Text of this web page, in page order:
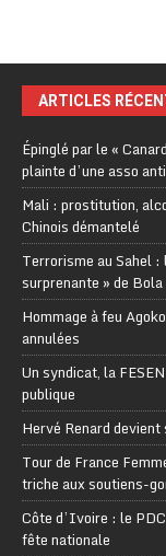
ARTICLES
Épinglé par le «
plainte d’une asso
Mali : prostitution,
Chinois démantelé
Terrorisme au Sahel
surprenante » de
Hommage à feu
annulées
Un syndicat, la
publique
Hervé Renard
Tour de France
triche aux soutiens-
Côte d’Ivoire : le
fête nationale